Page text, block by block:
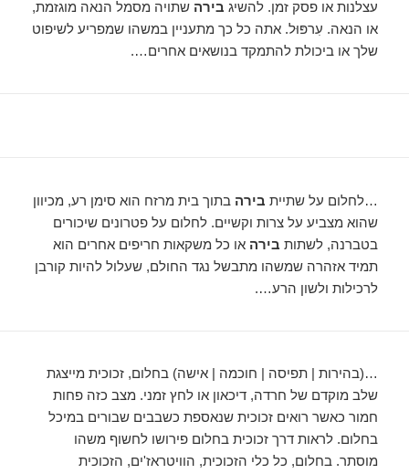
עצלנות או פסק זמן. להשיג בירה שתויה מסמל הנאה מוגזמת,
או הנאה. עִרפּוּל. אתה כל כך מתעניין במשהו שמפריע לשיפוט
שלך או ביכולת להתמקד בנושאים אחרים….
…לחלום על שתיית בירה בתוך בית מרזח הוא סימן רע, מכיוון
שהוא מצביע על צרות וקשיים. לחלום על פטרונים שיכורים
בטברנה, לשתות בירה או כל משקאות חריפים אחרים הוא
תמיד אזהרה שמשהו מתבשל נגד החולם, שעלול להיות קורבן
לרכילות ולשון הרע….
…(בהירות | תפיסה | חוכמה | אישה) בחלום, זכוכית מייצגת
שלב מוקדם של חרדה, דיכאון או לחץ זמני. מצב כזה פחות
חמור כאשר רואים זכוכית שנאספת כשבבים שבורים במיכל
בחלום. לראות דרך זכוכית בחלום פירושו לחשוף משהו
מוסתר. בחלום, כל כלי הזכוכית, הוויטראז'ים, הזכוכית